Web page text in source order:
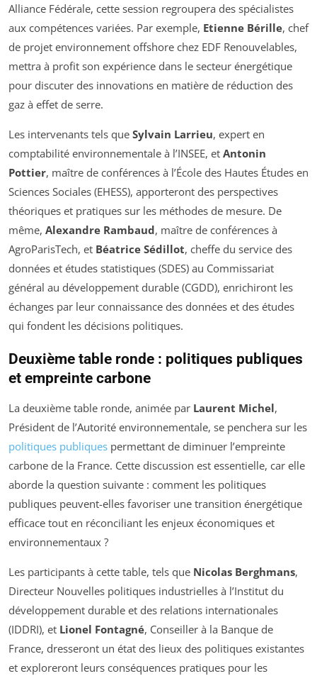
Alliance Fédérale, cette session regroupera des spécialistes
aux compétences variées. Par exemple, Etienne Bérille, chef
de projet environnement offshore chez EDF Renouvelables,
mettra à profit son expérience dans le secteur énergétique
pour discuter des innovations en matière de réduction des
gaz à effet de serre.
Les intervenants tels que Sylvain Larrieu, expert en
comptabilité environnementale à l’INSEE, et Antonin
Pottier, maître de conférences à l’École des Hautes Études en
Sciences Sociales (EHESS), apporteront des perspectives
théoriques et pratiques sur les méthodes de mesure. De
même, Alexandre Rambaud, maître de conférences à
AgroParisTech, et Béatrice Sédillot, cheffe du service des
données et études statistiques (SDES) au Commissariat
général au développement durable (CGDD), enrichiront les
échanges par leur connaissance des données et des études
qui fondent les décisions politiques.
Deuxième table ronde : politiques publiques
et empreinte carbone
La deuxième table ronde, animée par Laurent Michel,
Président de l’Autorité environnementale, se penchera sur les
politiques publiques permettant de diminuer l’empreinte
carbone de la France. Cette discussion est essentielle, car elle
aborde la question suivante : comment les politiques
publiques peuvent-elles favoriser une transition énergétique
efficace tout en réconciliant les enjeux économiques et
environnementaux ?
Les participants à cette table, tels que Nicolas Berghmans,
Directeur Nouvelles politiques industrielles à l’Institut du
développement durable et des relations internationales
(IDDRI), et Lionel Fontagné, Conseiller à la Banque de
France, dresseront un état des lieux des politiques existantes
et exploreront leurs conséquences pratiques pour les